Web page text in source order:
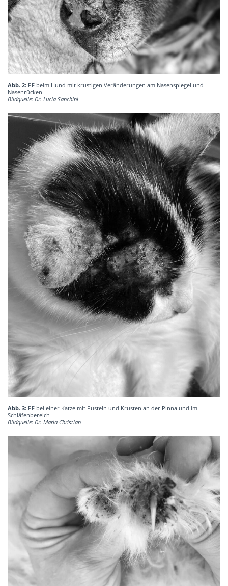
Abb. 2: PF beim Hund mit krustigen Veränderungen am Nasenspiegel und
Nasenrücken
Bildquelle: Dr. Lucia Sanchini
Abb. 3: PF bei einer Katze mit Pusteln und Krusten an der Pinna und im
Schläfenbereich
Bildquelle: Dr. Maria Christian